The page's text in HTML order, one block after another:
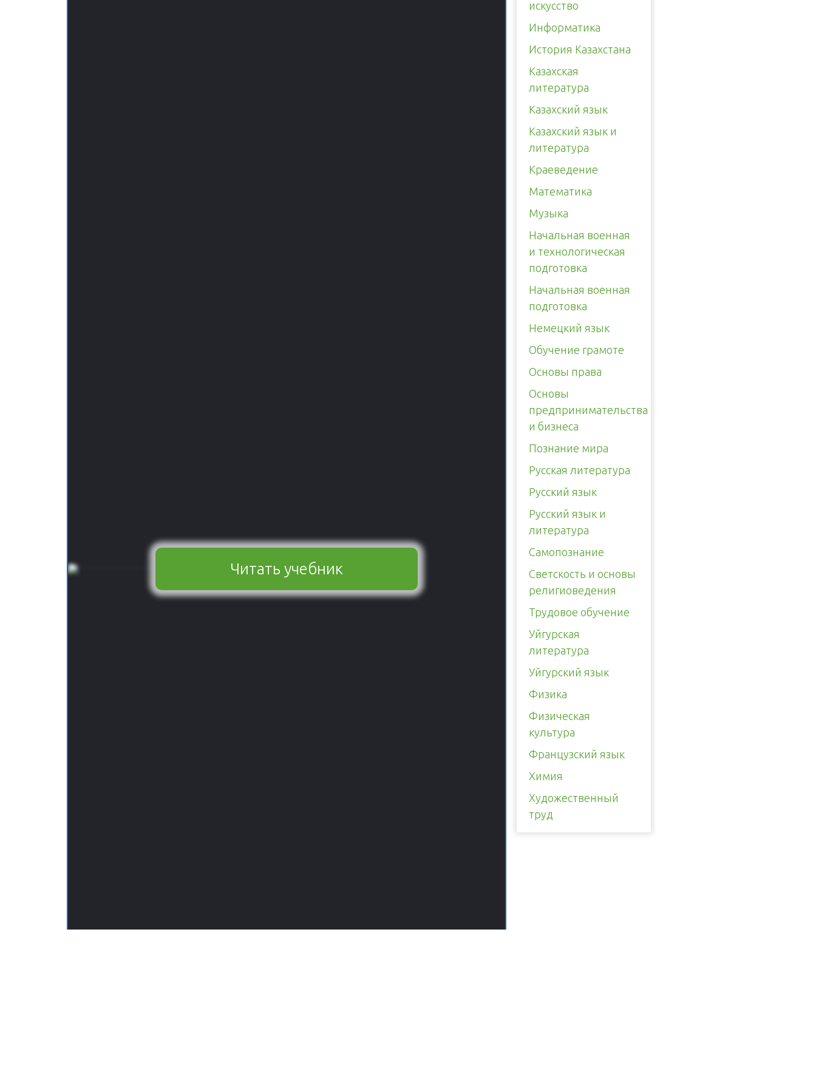
Читать учебник
искусство
Информатика
История Казахстана
Казахская
литература
Казахский язык
Казахский язык и
литература
Краеведение
Математика
Музыка
Начальная военная
и технологическая
подготовка
Начальная военная
подготовка
Немецкий язык
Обучение грамоте
Основы права
Основы
предпринимательства
и бизнеса
Познание мира
Русская литература
Русский язык
Русский язык и
литература
Самопознание
Светскость и основы
религиоведения
Трудовое обучение
Уйгурская
литература
Уйгурский язык
Физика
Физическая
культура
Французский язык
Химия
Художественный
труд